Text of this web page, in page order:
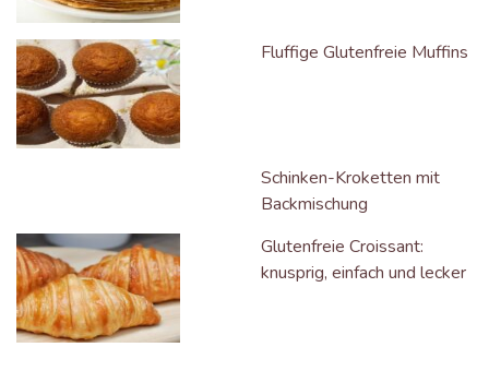
Fluffige Glutenfreie Muffins
Schinken-Kroketten mit
Backmischung
Glutenfreie Croissant:
knusprig, einfach und lecker